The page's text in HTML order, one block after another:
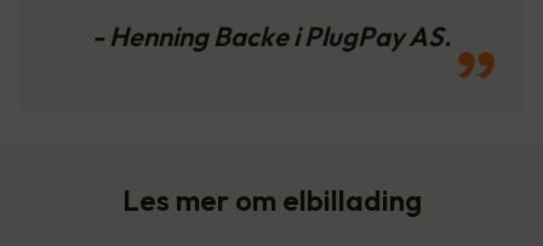
- Henning Backe i PlugPay AS.
Les mer om elbillading